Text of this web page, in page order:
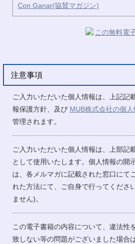
Con Ganar(協賛マガジン)
注意事項
ご入力いただいた個人情報は、上記記
報保護方針、及び MUB株式会社の個
管理されます。
ご入力いただいた個人情報は、上部記
として使用いたします。個人情報の開
は、各メルマガに記載された窓口にて
れた方法にて、ご自身で行ってくださ
ません)。
この電子書籍の内容について、違法性
致しない等の問題がございました場合は